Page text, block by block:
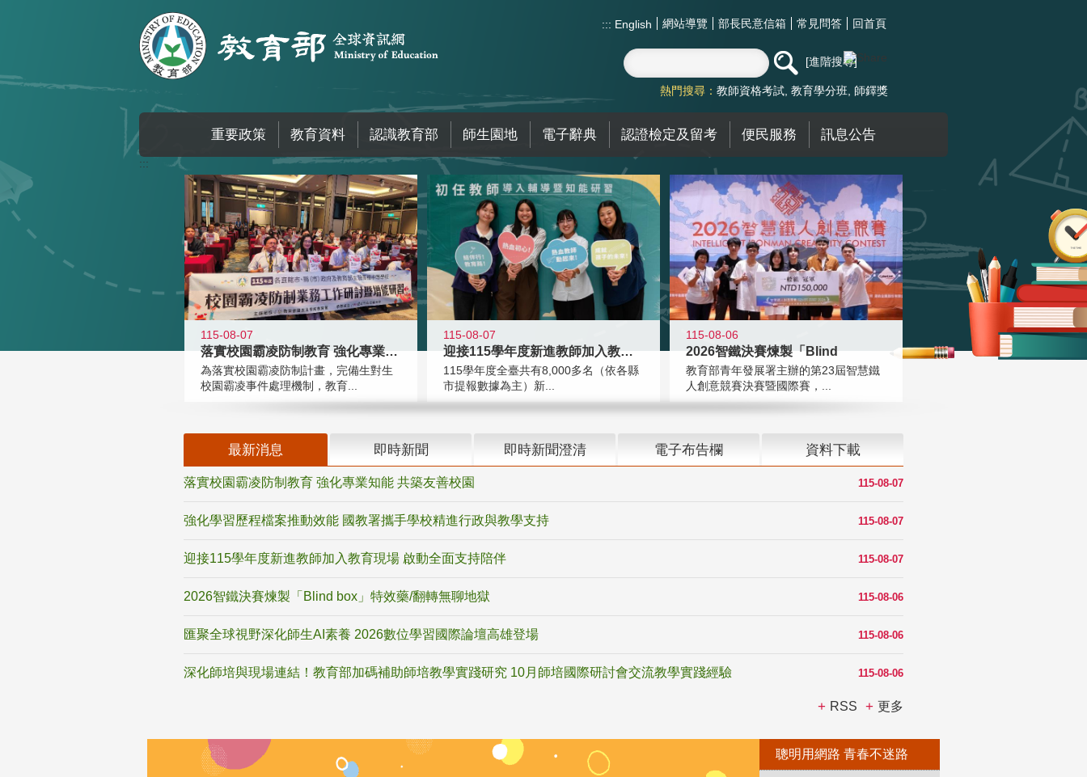
::: English 網站導覽 部長民意信箱 常見問答 回首頁
進階搜尋
熱門搜尋： 教師資格考試 教育學分班 師鐸獎
重要政策 教育資料 認識教育部 師生園地 電子辭典 認證檢定及留考 便民服務 訊息公告
:::
115-08-07
落實校園霸凌防制教育 強化專業知能
為落實校園霸凌防制計畫，完備生對生
校園霸凌事件處理機制，教育...
115-08-07
迎接115學年度新進教師加入教育現
115學年度全臺共有8,000多名（依各縣
市提報數據為主）新...
115-08-06
2026智鐵決賽煉製「Blind
教育部青年發展署主辦的第23屆智慧鐵
人創意競賽決賽暨國際賽，...
最新消息 即時新聞 即時新聞澄清 電子布告欄 資料下載
115-08-07
落實校園霸凌防制教育 強化專業知能 共築友善校園
115-08-07
強化學習歷程檔案推動效能 國教署攜手學校精進行政與教學支持
115-08-07
迎接115學年度新進教師加入教育現場 啟動全面支持陪伴
115-08-06
2026智鐵決賽煉製「Blind box」特效藥/翻轉無聊地獄
115-08-06
匯聚全球視野深化師生AI素養 2026數位學習國際論壇高雄登場
115-08-06
深化師培與現場連結！教育部加碼補助師培教學實踐研究 10月師培國際研討會交流教學實踐經驗
RSS 更多
聰明用網路 青春不迷路